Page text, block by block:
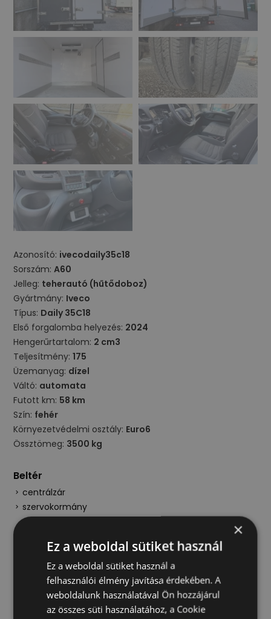
Azonosító: ivecodaily35c18
Sorszám:A60
Jelleg: teherautó (hűtődoboz)
Gyártmány: Iveco
Típus: Daily 35C18
Első forgalomba helyezés: 2024
Hengerűrtartalom: 2 cm3
Teljesítmény:175
Üzemanyag: dízel
Váltó: automata
Futott km: 58 km
Szín: fehér
Környezetvédelmi osztály: Euro6
Össztömeg: 3500 kg
Beltér
centrálzár
szervokormány
Műszaki
részecskeszűrő
tempomat
vezetett szervizkönyv
×
Ez a weboldal sütiket használ
Ez a weboldal sütiket használ a
felhasználói élmény javítása érdekében. A
weboldalunk használatával Ön hozzájárul
az összes süti használatához, a Cookie